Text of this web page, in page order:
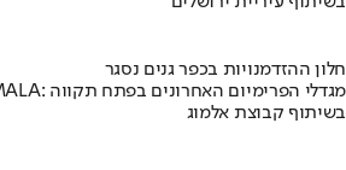
חלון ההזדמנויות בכפר גנים נסגר
קבוצת אלמוג מציגה את פרויקט MALA: מגדלי הפרימיום האחרונים בפתח תקווה
בשיתוף קבוצת אלמוג